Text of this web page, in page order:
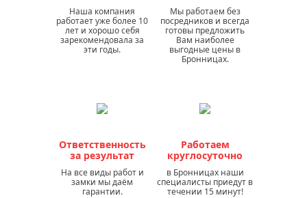
Наша компания
работает уже более 10
лет и хорошо себя
зарекомендовала за
эти годы.
Мы работаем без
посредников и всегда
готовы предложить
Вам наиболее
выгодные цены в
Бронницах.
Ответственность
за результат
На все виды работ и
замки мы даём
гарантии.
Работаем
круглосуточно
в Бронницах наши
специалисты приедут в
течении 15 минут!